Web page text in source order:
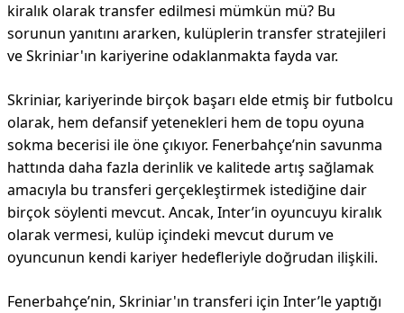
kiralık olarak transfer edilmesi mümkün mü? Bu
sorunun yanıtını ararken, kulüplerin transfer stratejileri
ve Skriniar'ın kariyerine odaklanmakta fayda var.
Skriniar, kariyerinde birçok başarı elde etmiş bir futbolcu
olarak, hem defansif yetenekleri hem de topu oyuna
sokma becerisi ile öne çıkıyor. Fenerbahçe’nin savunma
hattında daha fazla derinlik ve kalitede artış sağlamak
amacıyla bu transferi gerçekleştirmek istediğine dair
birçok söylenti mevcut. Ancak, Inter’in oyuncuyu kiralık
olarak vermesi, kulüp içindeki mevcut durum ve
oyuncunun kendi kariyer hedefleriyle doğrudan ilişkili.
Fenerbahçe’nin, Skriniar'ın transferi için Inter’le yaptığı